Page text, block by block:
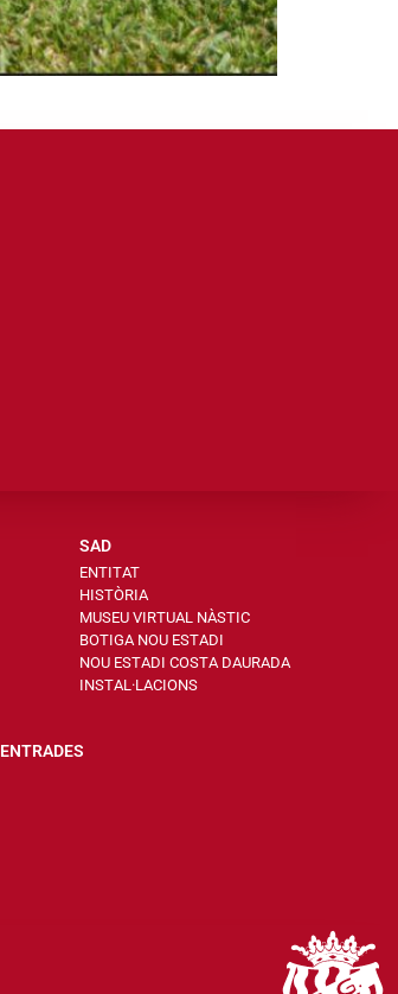
SAD
ENTITAT
HISTÒRIA
MUSEU VIRTUAL NÀSTIC
BOTIGA NOU ESTADI
NOU ESTADI COSTA DAURADA
INSTAL·LACIONS
ENTRADES